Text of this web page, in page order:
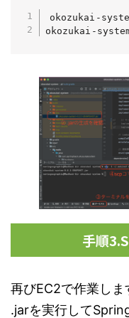
okozukai-
okozukai-
手順
再びEC2で作業しま
.jarを実行して